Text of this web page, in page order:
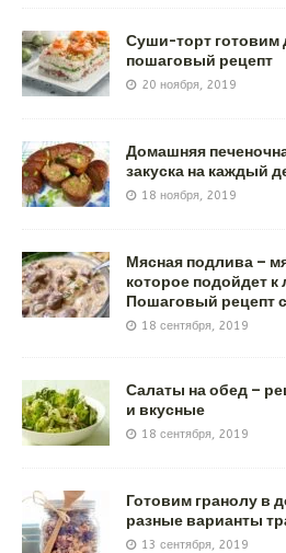
Суши-торт готовим
пошаговый рецепт
20 ноября, 2019
Домашняя
закуска на каждый
18 ноября, 2019
Мясная подлива –
которое подойдет
Пошаговый рецепт
18 сентября, 2019
Салаты на обед –
и вкусные
18 сентября, 2019
Готовим гранолу в
разные варианты
13 сентября, 2019